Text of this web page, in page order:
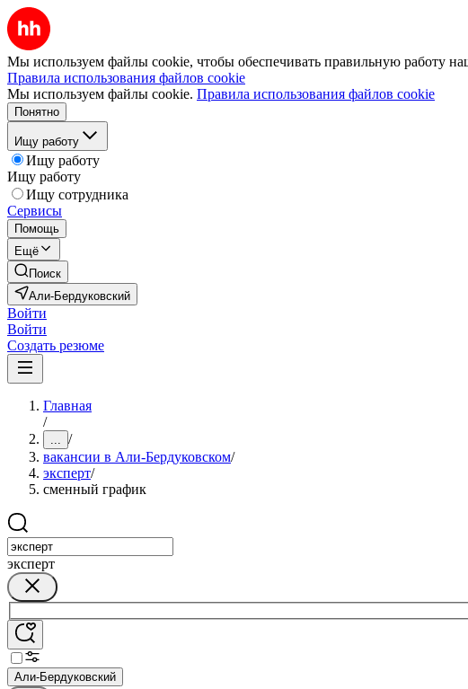
Мы используем файлы cookie, чтобы обеспечивать правильную работу
Правила использования файлов cookie
Мы используем файлы cookie. Правила использования файлов cookie
Понятно
Ищу работу
Ищу работу
Ищу работу
Ищу сотрудника
Сервисы
Помощь
Ещё
Поиск
Али-Бердуковский
Войти
Войти
Создать резюме
Главная
/
... /
вакансии в Али-Бердуковском/
эксперт/
сменный график
эксперт
Али-Бердуковский